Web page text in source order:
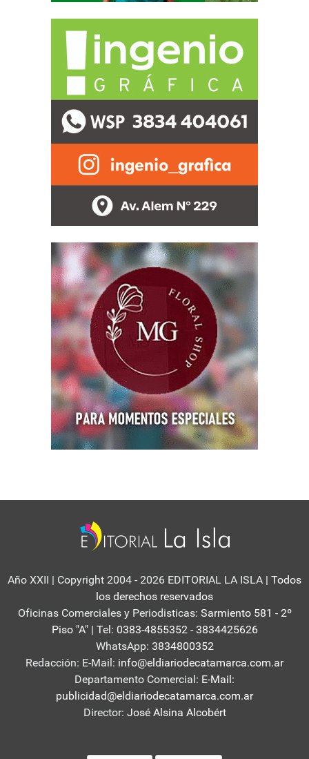
Año XXII | Copyright 2004 - 2026 EDITORIAL LA ISLA | Todos
los derechos reservados
Oficinas Comerciales y Periodisticas: Sarmiento 581 - 2º
Piso "A" | Tel: 0383-4855352 - 3834425626
WhatsApp: 3834800352
Redacción: E-Mail: info@eldiariodecatamarca.com.ar
Departamento Comercial: E-Mail:
publicidad@eldiariodecatamarca.com.ar
Director: José Alsina Alcobért